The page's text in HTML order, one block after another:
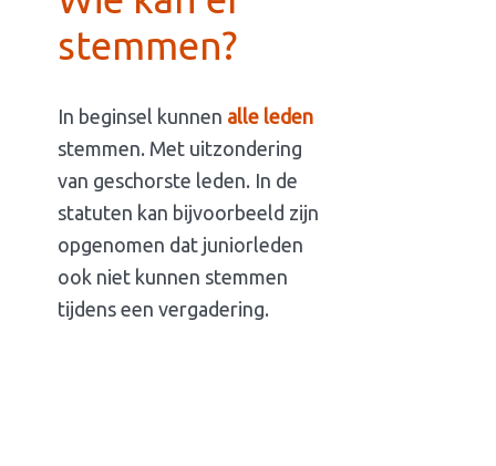
stemmen?
In beginsel kunnen alle leden
stemmen. Met uitzondering
van geschorste leden. In de
statuten kan bijvoorbeeld zijn
opgenomen dat juniorleden
ook niet kunnen stemmen
tijdens een vergadering.